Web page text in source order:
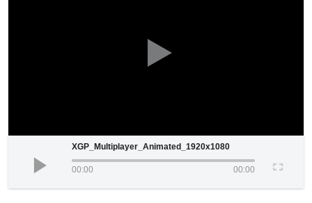
XGP_Multiplayer_Animated_1920x1080
00:00 00:00